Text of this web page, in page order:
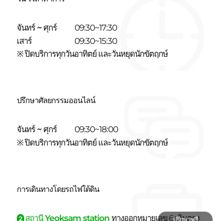
จันทร์ ~ ศุกร์
09:30~17:30
เสาร์
09:30~15:30
※ ปิดบริการทุกวันอาทิตย์ และวันหยุดนักขัตฤกษ์
ปรึกษาศัลยกรรมออนไลน์
จันทร์ ~ ศุกร์
09:30~18:00
※ ปิดบริการทุกวันอาทิตย์ และวันหยุดนักขัตฤกษ์
การเดินทางโดยรถไฟใต้ดิน
2 สถานี Yeoksam stationทางออกหมายเลข 6 เดินตรง